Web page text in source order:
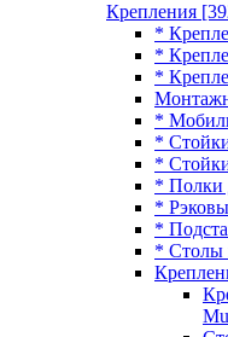
Крепления
*
*
*
*
*
*
* Полки
*
*
* Столы